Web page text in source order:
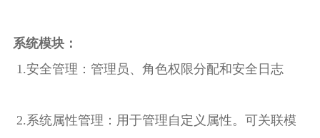
系统模块：
1.安全管理：管理员、角色权限分配和安全日志
2.系统属性管理：用于管理自定义属性。可关联模